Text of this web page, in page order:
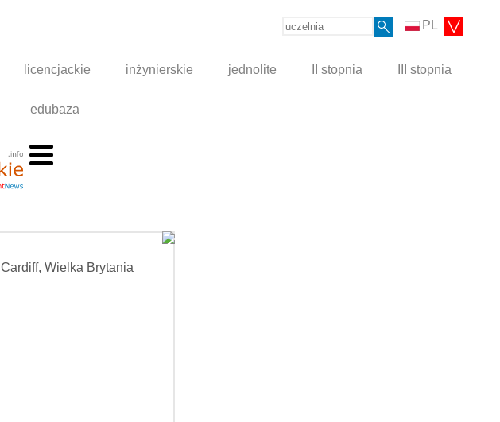
PL
licencjackie inżynierskie jednolite II stopnia III stopnia
edubaza
Cardiff, Wielka Brytania